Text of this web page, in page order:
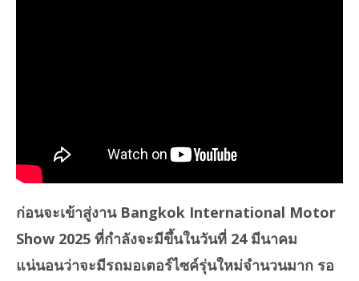
ก่อนจะเข้าสู่งาน Bangkok International Motor
Show 2025 ที่กำลังจะมีขึ้นในวันที่ 24 มีนาคม
แน่นอนว่าจะมีรถมอเตอร์ไซค์รุ่นใหม่จำนวนมาก รอ